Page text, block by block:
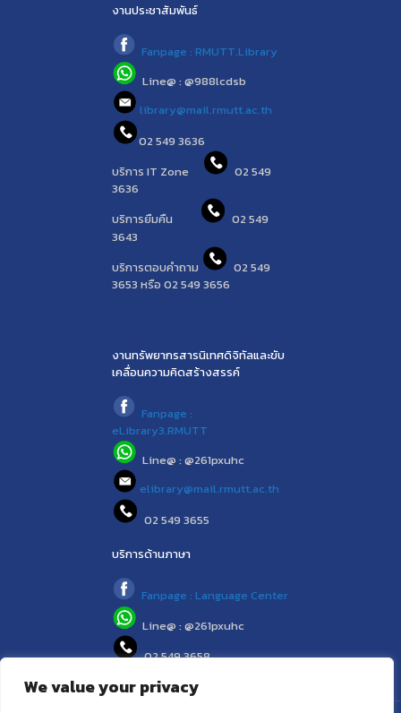
We value your privacy
งานประชาสัมพันธ์
Fanpage : RMUTT.Library
Line@ : @988lcdsb
library@mail.rmutt.ac.th
02 549 3636
บริการ IT Zone
02 549
3636
บริการยืมคืน
02 549
3643
บริการตอบคำถาม
02 549
3653 หรือ 02 549 3656
งานทรัพยากรสารนิเทศดิจิทัลและขับ
เคลื่อนความคิดสร้างสรรค์
Fanpage :
eLibrary3.RMUTT
Line@ : @261pxuhc
elibrary@mail.rmutt.ac.th
02 549 3655
บริการด้านภาษา
Fanpage : Language Center
Line@ : @261pxuhc
02 549 3658